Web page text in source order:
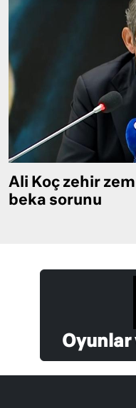
Ali Koç zehir
beka sorunu
Oyunlar